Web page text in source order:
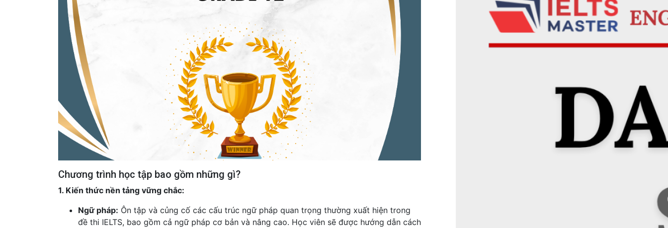
Chương trình học tập bao gồm những gì?
1. Kiến thức nền tảng vững chắc:
Ngữ pháp: Ôn tập và củng cố các cấu trúc ngữ pháp quan trọng thường xuất hiện trong
đề thi IELTS, bao gồm cả ngữ pháp cơ bản và nâng cao. Học viên sẽ được hướng dẫn cách